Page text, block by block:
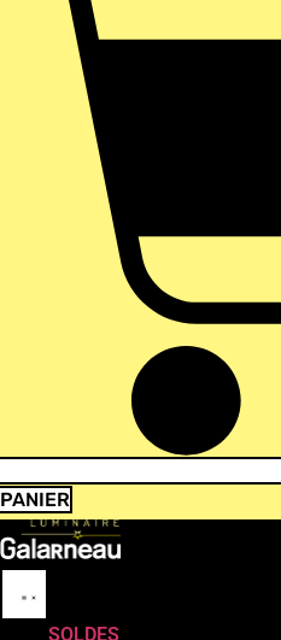
PANIER
SOLDES